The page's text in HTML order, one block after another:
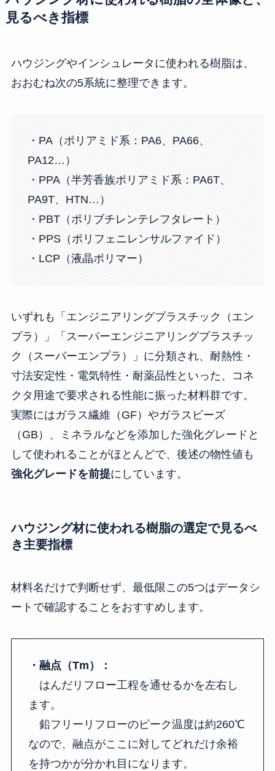
見るべき指標
ハウジングやインシュレータに使われる樹脂は、
おおむね次の5系統に整理できます。
・PA（ポリアミド系：PA6、PA66、
PA12…）
・PPA（半芳香族ポリアミド系：PA6T、
PA9T、HTN…）
・PBT（ポリブチレンテレフタレート）
・PPS（ポリフェニレンサルファイド）
・LCP（液晶ポリマー）
いずれも「エンジニアリングプラスチック（エン
プラ）」「スーパーエンジニアリングプラスチッ
ク（スーパーエンプラ）」に分類され、耐熱性・
寸法安定性・電気特性・耐薬品性といった、コネ
クタ用途で要求される性能に振った材料群です。
実際にはガラス繊維（GF）やガラスビーズ
（GB）、ミネラルなどを添加した強化グレードと
して使われることがほとんどで、後述の物性値も
強化グレードを前提にしています。
ハウジング材に使われる樹脂の選定で見るべ
き主要指標
材料名だけで判断せず、最低限この5つはデータシ
ートで確認することをおすすめします。
・融点（Tm）：
はんだリフロー工程を通せるかを左右し
ます。
鉛フリーリフローのピーク温度は約260℃
なので、融点がここに対してどれだけ余裕
を持つかが分かれ目になります。